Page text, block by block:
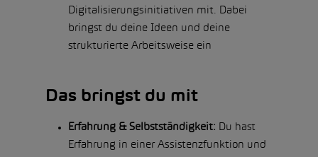
Digitalisierungsinitiativen mit. Dabei
bringst du deine Ideen und deine
strukturierte Arbeitsweise ein
Das bringst du mit
Erfahrung & Selbstständigkeit: Du hast
Erfahrung in einer Assistenzfunktion und